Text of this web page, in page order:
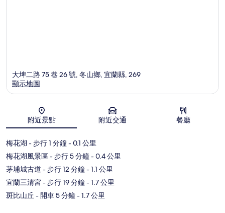
地圖
大埤二路 75 巷 26 號, 冬山鄉, 宜蘭縣, 269
顯示地圖
附近景點 附近交通 餐廳
梅花湖 - 步行 1 分鐘- 0.1 公里
梅花湖風景區- 步行 5 分鐘- 0.4 公里
茅埔城古道 - 步行 12 分鐘- 1.1 公里
宜蘭三清宮- 步行 19 分鐘- 1.7 公里
斑比山丘 - 開車 5 分鐘- 1.7 公里